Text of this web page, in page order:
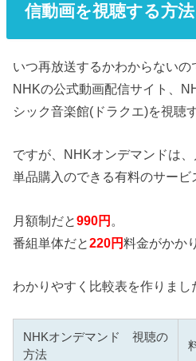
信動画を視聴する方法
いつ再放送するかわからないの
NHKの公式動画配信サイト、
シック音楽館(ドラクエ)を視聴
ですが、NHKオンデマンドは
単品購入のできる有料のサービ
月額制だと990円 。
番組単体だと220円料金がかか
わかりやすく比較表を作りまし
NHKオンデマンド 視聴の
方法